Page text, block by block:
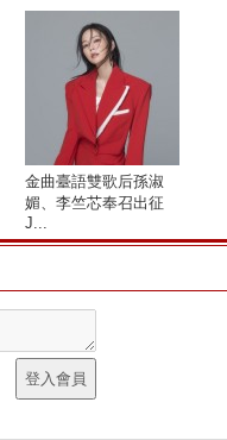
金曲臺語雙歌后孫淑
媚、李竺芯奉召出征
J...